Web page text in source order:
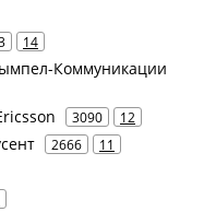
14
Коммуникации
3090 12
2666 11